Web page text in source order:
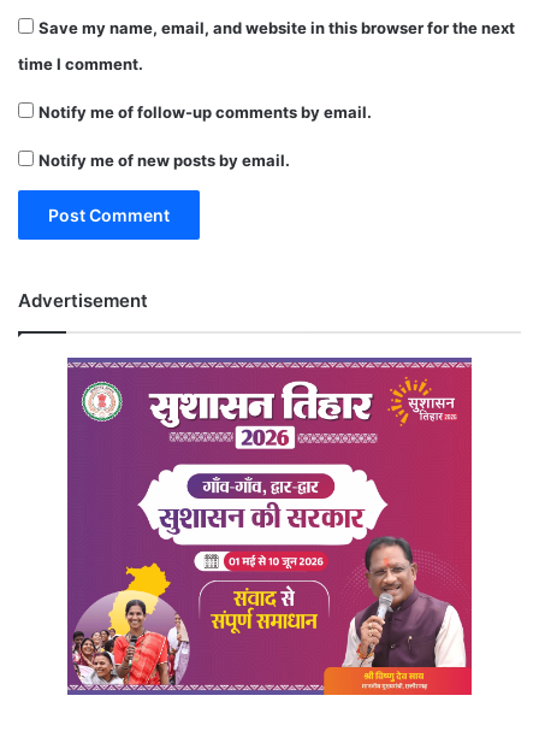
Save my name, email, and website in this browser for the next
time I comment.
Notify me of follow-up comments by email.
Notify me of new posts by email.
Advertisement